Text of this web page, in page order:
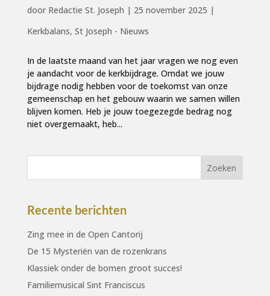
door Redactie St. Joseph | 25 november 2025 |
Kerkbalans, St Joseph - Nieuws
In de laatste maand van het jaar vragen we nog even
je aandacht voor de kerkbijdrage. Omdat we jouw
bijdrage nodig hebben voor de toekomst van onze
gemeenschap en het gebouw waarin we samen willen
blijven komen. Heb je jouw toegezegde bedrag nog
niet overgemaakt, heb...
Recente berichten
Zing mee in de Open Cantorij
De 15 Mysteriën van de rozenkrans
Klassiek onder de bomen groot succes!
Familiemusical Sint Franciscus